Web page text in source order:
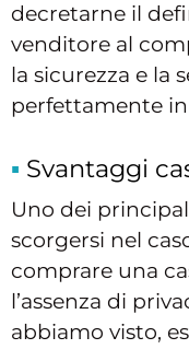
decretarne il
venditore al
la sicurezza e la
perfettamente
Svantaggi
Uno dei
scorgersi nel
comprare una
l’assenza di
abbiamo visto,